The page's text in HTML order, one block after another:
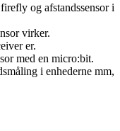
og afstandssensor i
virker.
er.
med en micro:bit.
i enhederne mm,